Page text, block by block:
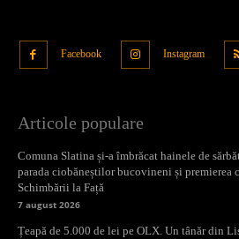
Facebook Instagram
Articole populare
Comuna Slatina și-a îmbrăcat hainele de
parada ciobăneștilor bucovineni și premierea
Schimbării la Față
7 august 2026
Țeapă de 5.000 de lei pe OLX. Un tânăr din